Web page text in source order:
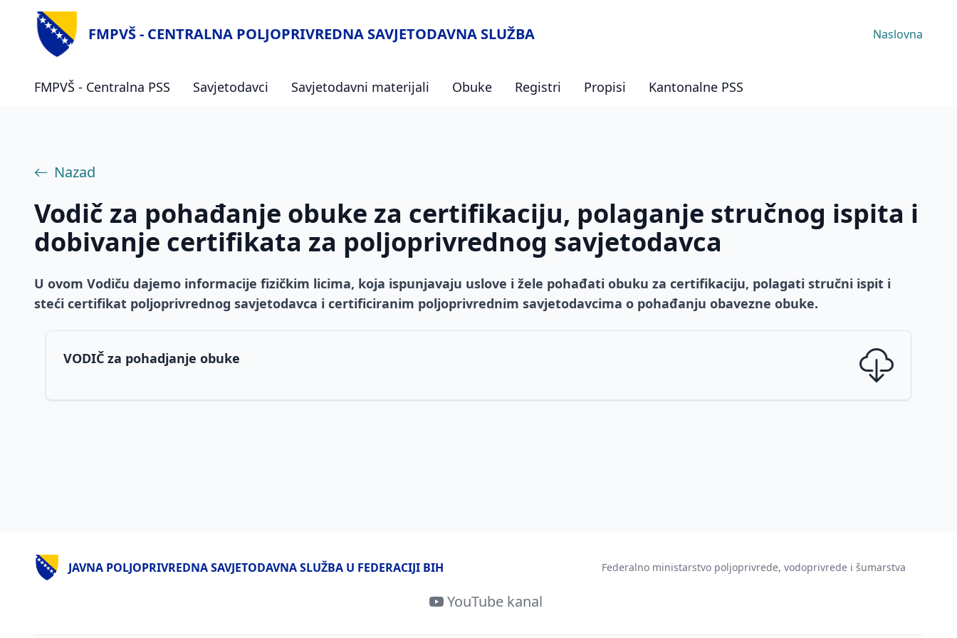
FMPVŠ - CENTRALNA POLJOPRIVREDNA SAVJETODAVNA SLUŽBA Naslovna
FMPVŠ - Centralna PSS Savjetodavci Savjetodavni materijali Obuke Registri Propisi Kantonalne PSS
Nazad
Vodič za pohađanje obuke za certifikaciju, polaganje stručnog ispita i
dobivanje certifikata za poljoprivrednog savjetodavca
U ovom Vodiču dajemo informacije fizičkim licima, koja ispunjavaju uslove i žele pohađati obuku za certifikaciju, polagati stručni ispit i
steći certifikat poljoprivrednog savjetodavca i certificiranim poljoprivrednim savjetodavcima o pohađanju obavezne obuke.
VODIČ za pohadjanje obuke
JAVNA POLJOPRIVREDNA SAVJETODAVNA SLUŽBA U FEDERACIJI BIH Federalno ministarstvo poljoprivrede, vodoprivrede i šumarstva
YouTube kanal